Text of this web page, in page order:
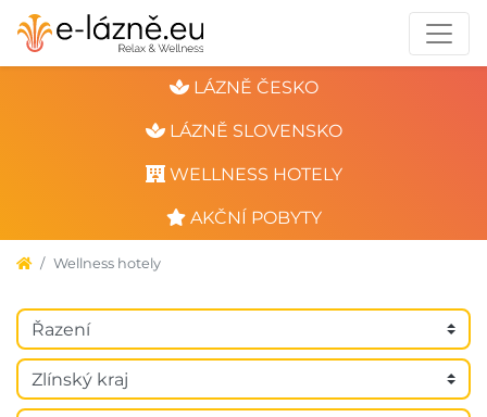
LÁZNĚ ČESKO
LÁZNĚ SLOVENSKO
WELLNESS HOTELY
AKČNÍ POBYTY
Wellness hotely